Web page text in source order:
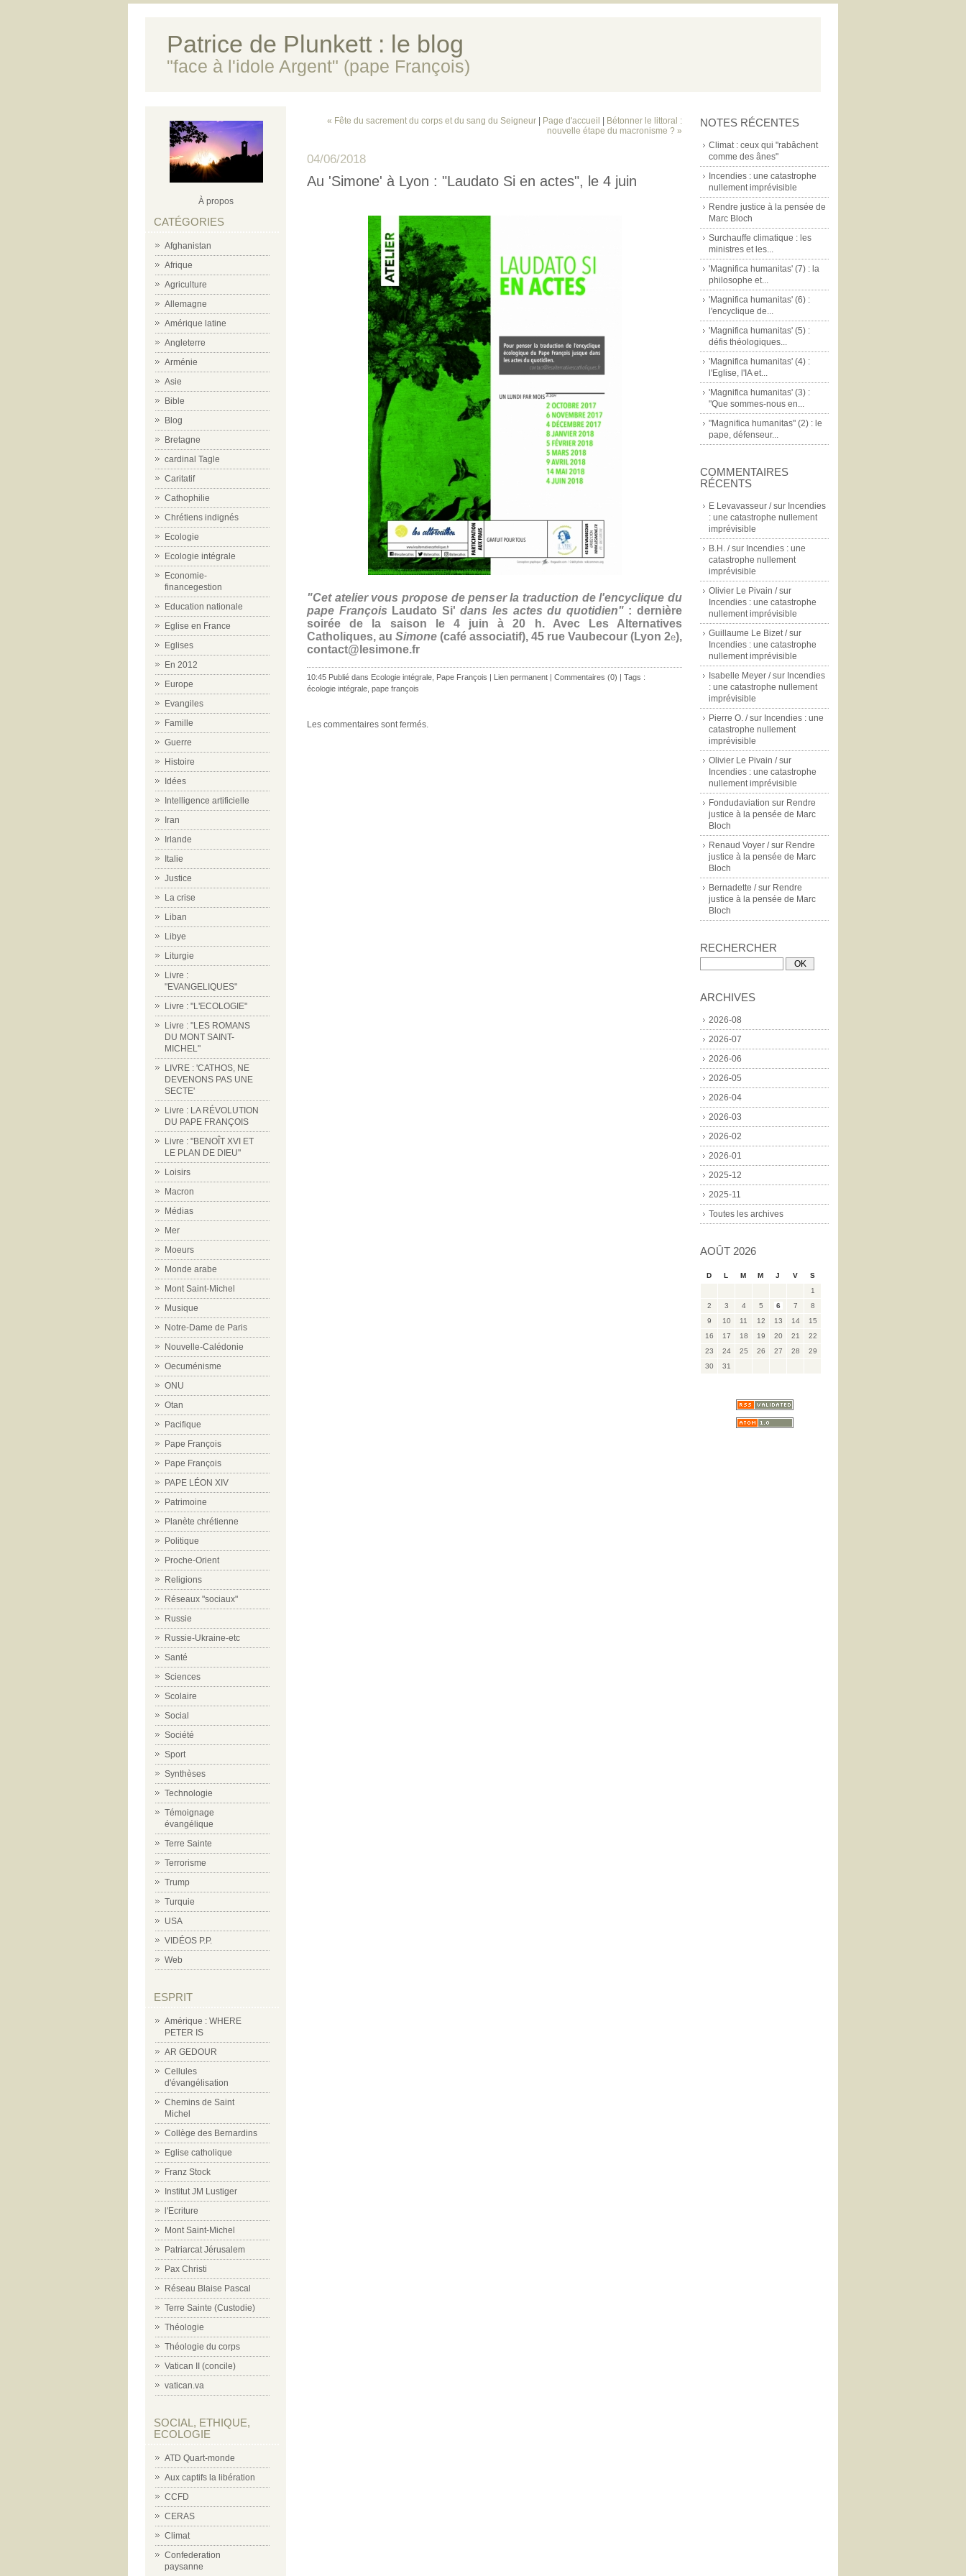
Patrice de Plunkett : le blog
"face à l'idole Argent" (pape François)
À propos
CATÉGORIES
Afghanistan
Afrique
Agriculture
Allemagne
Amérique latine
Angleterre
Arménie
Asie
Bible
Blog
Bretagne
cardinal Tagle
Caritatif
Cathophilie
Chrétiens indignés
Ecologie
Ecologie intégrale
Economie-
financegestion
Education nationale
Eglise en France
Eglises
En 2012
Europe
Evangiles
Famille
Guerre
Histoire
Idées
Intelligence artificielle
Iran
Irlande
Italie
Justice
La crise
Liban
Libye
Liturgie
Livre :
"EVANGELIQUES"
Livre : "L'ECOLOGIE"
Livre : "LES ROMANS
DU MONT SAINT-
MICHEL"
LIVRE : 'CATHOS, NE
DEVENONS PAS UNE
SECTE'
Livre : LA RÉVOLUTION
DU PAPE FRANÇOIS
Livre : "BENOÎT XVI ET
LE PLAN DE DIEU"
Loisirs
Macron
Médias
Mer
Moeurs
Monde arabe
Mont Saint-Michel
Musique
Notre-Dame de Paris
Nouvelle-Calédonie
Oecuménisme
ONU
Otan
Pacifique
Pape François
Pape François
PAPE LÉON XIV
Patrimoine
Planète chrétienne
Politique
Proche-Orient
Religions
Réseaux "sociaux"
Russie
Russie-Ukraine-etc
Santé
Sciences
Scolaire
Social
Société
Sport
Synthèses
Technologie
Témoignage
évangélique
Terre Sainte
Terrorisme
Trump
Turquie
USA
VIDÉOS P.P.
Web
ESPRIT
Amérique : WHERE
PETER IS
AR GEDOUR
Cellules
d'évangélisation
Chemins de Saint
Michel
Collège des Bernardins
Eglise catholique
Franz Stock
Institut JM Lustiger
l'Ecriture
Mont Saint-Michel
Patriarcat Jérusalem
Pax Christi
Réseau Blaise Pascal
Terre Sainte (Custodie)
Théologie
Théologie du corps
Vatican II (concile)
vatican.va
SOCIAL, ETHIQUE,
ECOLOGIE
ATD Quart-monde
Aux captifs la libération
CCFD
CERAS
Climat
Confederation
paysanne
NOTES RÉCENTES
Climat : ceux qui "rabâchent
comme des ânes"
Incendies : une catastrophe
nullement imprévisible
Rendre justice à la pensée de
Marc Bloch
Surchauffe climatique : les
ministres et les...
'Magnifica humanitas' (7) : la
philosophe et...
'Magnifica humanitas' (6) :
l'encyclique de...
'Magnifica humanitas' (5) :
défis théologiques...
'Magnifica humanitas' (4) :
l'Eglise, l'IA et...
'Magnifica humanitas' (3) :
"Que sommes-nous en...
"Magnifica humanitas" (2) : le
pape, défenseur...
COMMENTAIRES
RÉCENTS
E Levavasseur /sur Incendies
: une catastrophe nullement
imprévisible
B.H. /sur Incendies : une
catastrophe nullement
imprévisible
Olivier Le Pivain /sur
Incendies : une catastrophe
nullement imprévisible
Guillaume Le Bizet /sur
Incendies : une catastrophe
nullement imprévisible
Isabelle Meyer /sur Incendies
: une catastrophe nullement
imprévisible
Pierre O. /sur Incendies : une
catastrophe nullement
imprévisible
Olivier Le Pivain /sur
Incendies : une catastrophe
nullement imprévisible
Fondudaviation sur Rendre
justice à la pensée de Marc
Bloch
Renaud Voyer /sur Rendre
justice à la pensée de Marc
Bloch
Bernadette /sur Rendre
justice à la pensée de Marc
Bloch
RECHERCHER
ARCHIVES
2026-08
2026-07
2026-06
2026-05
2026-04
2026-03
2026-02
2026-01
2025-12
2025-11
Toutes les archives
AOÛT 2026
D L M M J V
S
1
2
3 4 5 6 7
8
9
10 11 12 13 14
15
16
17 18 19 20 21
22
23
24 25 26 27 28
29
30
31
« Fête du sacrement du corps et du sang du Seigneur Page d'accueil
Bétonner le littoral :
nouvelle étape du macronisme ? »
04/06/2018
Au 'Simone' à Lyon : "Laudato Si en actes", le 4 juin
"Cet atelier vous propose de penser la traduction de l'encyclique du
pape François Laudato Si' dans les actes du quotidien": dernière
soirée de la saison le 4 juin à 20 h. Avec Les Alternatives
Catholiques, au Simone (café associatif), 45 rue Vaubecour (Lyon 2e),
contact@lesimone.fr
10:45 Publié dans Ecologie intégrale Pape François | Lien permanent | Commentaires (0) | Tags :
écologie intégrale pape françois
Les commentaires sont fermés.